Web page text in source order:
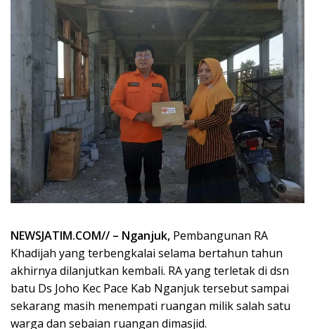
NEWSJATIM.COM// – Nganjuk, Pembangunan RA
Khadijah yang terbengkalai selama bertahun tahun
akhirnya dilanjutkan kembali. RA yang terletak di dsn
batu Ds Joho Kec Pace Kab Nganjuk tersebut sampai
sekarang masih menempati ruangan milik salah satu
warga dan sebaian ruangan dimasjid.